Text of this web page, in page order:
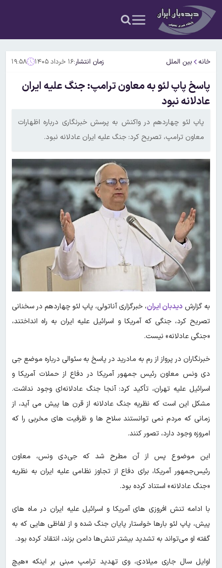
خانه بین الملل زمان انتشار:۱۶ خرداد ۱۴۰۵ ۱۹:۵۸
پاسخ پاپ لئو به معاون ترامپ: جنگ علیه ایران
عادلانه نبود
پاپ لئو چهاردهم در واکنش به پرسش خبرنگاری درباره اظهارات
معاون ترامپ، تصریح کرد: جنگ علیه ایران عادلانه نبود.
به گزارش دیدبان ایران، خبرگزاری آناتولی، پاپ لئو چهاردهم در سخنانی
تصریح کرد، جنگی که آمریکا و اسرائیل علیه ایران به راه انداختند،
«جنگی عادلانه» نیست.
خبرنگاران در پرواز از رم به مادرید در پاسخ به سئوالی درباره موضع جی
دی ونس معاون رئیس جمهور آمریکا در دفاع از حملات آمریکا و
اسرائیل علیه تهران، تأکید کرد: آنجا جنگ عادلانه‌ای وجود نداشت.
مشکل این است که نظریه جنگ عادلانه از قرن‌ ها پیش می‌ آید، از
زمانی که مردم نمی‌ توانستند سلاح‌ ها و ظرفیت‌ های مخربی را که
امروزه وجود دارد، تصور کنند.
این موضوع پس از آن مطرح شد که جی‌دی ونس، معاون
رئیس‌جمهور آمریکا، برای دفاع از تجاوز نظامی علیه ایران به نظریه
«جنگ عادلانه» استناد کرده بود.
با ادامه تنش افروزی های آمریکا و اسرائیل علیه ایران در ماه های
پیش، پاپ لئو بارها خواستار پایان جنگ شده و از لفاظی‌ هایی که به
گفته او می‌تواند به تشدید بیشتر تنش‌ها دامن بزند، انتقاد کرده بود.
اوایل سال جاری میلادی، وی تهدید ترامپ مبنی بر اینکه «هیچ